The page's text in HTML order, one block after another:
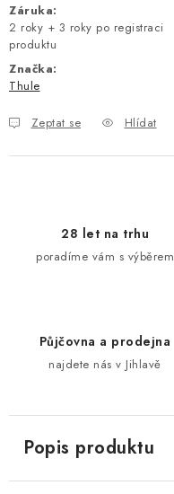
Záruka:
2 roky + 3 roky po registraci
produktu
Značka:
Thule
Zeptat se Hlídat
28 let na trhu
poradíme vám s výběrem
Půjčovna a prodejna
najdete nás v Jihlavě
Popis produktu